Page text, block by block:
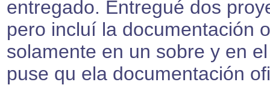
entregado. Entregué dos
pero incluí la documentación
solamente en un sobre y en
puse qu ela documentación